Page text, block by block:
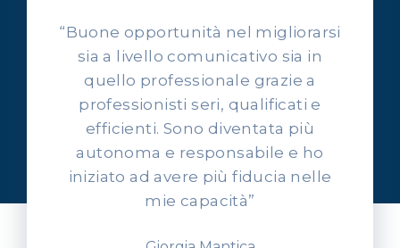
OPINIONI DEI NOSTRI ALLIEVI
Ascolta l'esperienza dei
nostri allievi
“Buone opportunità nel migliorarsi
sia a livello comunicativo sia in
quello professionale grazie a
professionisti seri, qualificati e
efficienti. Sono diventata più
autonoma e responsabile e ho
iniziato ad avere più fiducia nelle
mie capacità”